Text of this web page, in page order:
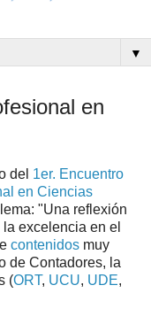
▼
en
del 1er. Encuentro
en Ciencias
"Una reflexión
excelencia en el
contenidos muy
de Contadores, la
(ORT, UCU, UDE,